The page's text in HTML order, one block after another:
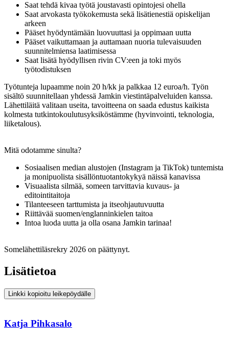
Saat tehdä kivaa työtä joustavasti opintojesi ohella
Saat arvokasta työkokemusta sekä lisätienestiä opiskelijan
arkeen
Pääset hyödyntämään luovuuttasi ja oppimaan uutta
Pääset vaikuttamaan ja auttamaan nuoria tulevaisuuden
suunnitelmiensa laatimisessa
Saat lisätä hyödyllisen rivin CV:een ja toki myös
työtodistuksen
Työtunteja lupaamme noin 20 h/kk ja palkkaa 12 euroa/h. Työn
sisältö suunnitellaan yhdessä Jamkin viestintäpalveluiden kanssa.
Lähettiläitä valitaan useita, tavoitteena on saada edustus kaikista
kolmesta tutkintokoulutusyksiköstämme (hyvinvointi, teknologia,
liiketalous).
Mitä odotamme sinulta?
Sosiaalisen median alustojen (Instagram ja TikTok) tuntemista
ja monipuolista sisällöntuotantokykyä näissä kanavissa
Visuaalista silmää, someen tarvittavia kuvaus- ja
editointitaitoja
Tilanteeseen tarttumista ja itseohjautuvuutta
Riittävää suomen/englanninkielen taitoa
Intoa luoda uutta ja olla osana Jamkin tarinaa!
Somelähettiläsrekry 2026 on päättynyt.
Lisätietoa
Linkki kopioitu leikepöydälle
Katja Pihkasalo